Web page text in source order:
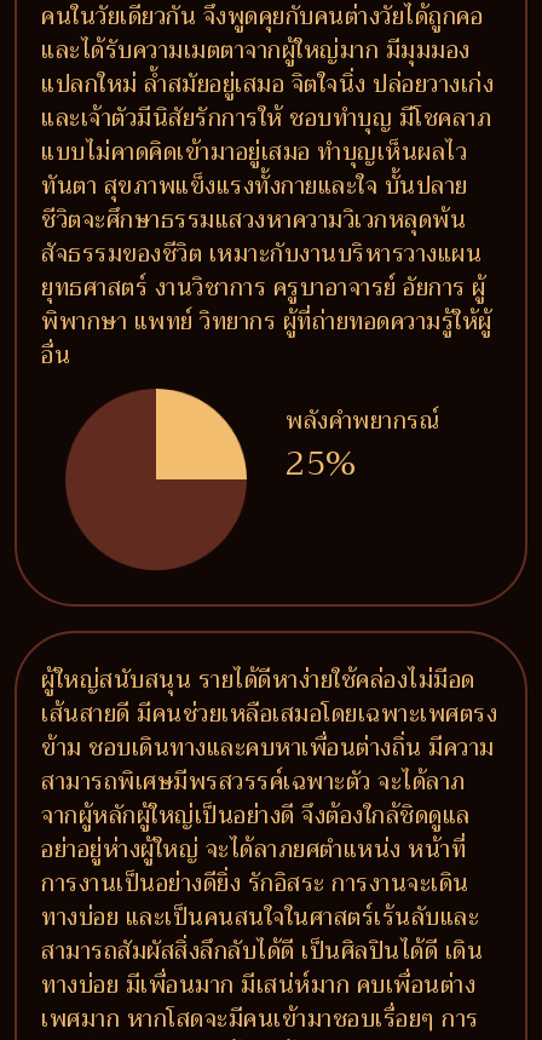
คนในวัยเดียวกัน จึงพูดคุยกับคนต่างวัยได้ถูกคอ
และได้รับความเมตตาจากผู้ใหญ่มาก มีมุมมอง
แปลกใหม่ ล้ำสมัยอยู่เสมอ จิตใจนิ่ง ปล่อยวางเก่ง
และเจ้าตัวมีนิสัยรักการให้ ชอบทำบุญ มีโชคลาภ
แบบไม่คาดคิดเข้ามาอยู่เสมอ ทำบุญเห็นผลไว
ทันตา สุขภาพแข็งแรงทั้งกายและใจ บั้นปลาย
ชีวิตจะศึกษาธรรมแสวงหาความวิเวกหลุดพ้น
สัจธรรมของชีวิต เหมาะกับงานบริหารวางแผน
ยุทธศาสตร์ งานวิชาการ ครูบาอาจารย์ อัยการ ผู้
พิพากษา แพทย์ วิทยากร ผู้ที่ถ่ายทอดความรู้ให้ผู้
อื่น
พลังคำพยากรณ์
25%
ผู้ใหญ่สนับสนุน รายได้ดีหาง่ายใช้คล่องไม่มีอด
เส้นสายดี มีคนช่วยเหลือเสมอโดยเฉพาะเพศตรง
ข้าม ชอบเดินทางและคบหาเพื่อนต่างถิ่น มีความ
สามารถพิเศษมีพรสวรรค์เฉพาะตัว จะได้ลาภ
จากผู้หลักผู้ใหญ่เป็นอย่างดี จึงต้องใกล้ชิดดูแล
อย่าอยู่ห่างผู้ใหญ่ จะได้ลาภยศตำแหน่ง หน้าที่
การงานเป็นอย่างดียิ่ง รักอิสระ การงานจะเดิน
ทางบ่อย และเป็นคนสนใจในศาสตร์เร้นลับและ
สามารถสัมผัสสิ่งลึกลับได้ดี เป็นศิลปินได้ดี เดิน
ทางบ่อย มีเพื่อนมาก มีเสน่ห์มาก คบเพื่อนต่าง
เพศมาก หากโสดจะมีคนเข้ามาชอบเรื่อยๆ การ